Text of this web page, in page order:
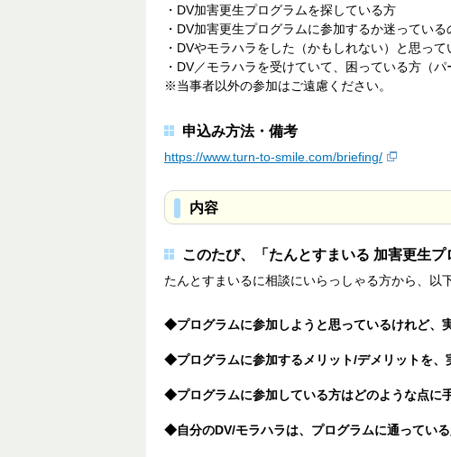
・DV加害更生プログラムを探している方
・DV加害更生プログラムに参加するか迷ってい
・DVやモラハラをした（かもしれない）と思って
・DV／モラハラを受けていて、困っている方（
※当事者以外の参加はご遠慮ください。
申込み方法・備考
https://www.turn-to-smile.com/briefing/
内容
このたび、「たんとすまいる 加害更生
たんとすまいるに相談にいらっしゃる方から、以
◆プログラムに参加しようと思っているけれど、
◆プログラムに参加するメリット/デメリットを、
◆プログラムに参加している方はどのような点に
◆自分のDV/モラハラは、プログラムに通ってい